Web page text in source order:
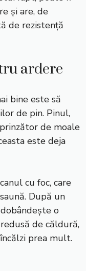
și are, de
de rezistență
ardere
bine este să
de pin. Pinul,
de moale
este deja
cu foc, care
După un
o
de căldură,
prea mult.